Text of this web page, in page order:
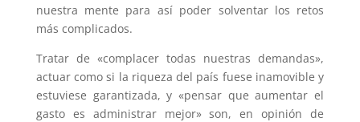
nuestra mente para así poder solventar los retos
más complicados.
Tratar de «complacer todas nuestras demandas»,
actuar como si la riqueza del país fuese inamovible y
estuviese garantizada, y «pensar que aumentar el
gasto es administrar mejor» son, en opinión de